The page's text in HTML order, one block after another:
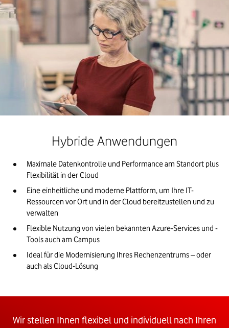
Hybride Anwendungen
Maximale Datenkontrolle und Performance am Standort plus
Flexibilität in der Cloud
Eine einheitliche und moderne Plattform, um Ihre IT-
Ressourcen vor Ort und in der Cloud bereitzustellen und zu
verwalten
Flexible Nutzung von vielen bekannten Azure-Services und -
Tools auch am Campus
Ideal für die Modernisierung Ihres Rechenzentrums – oder
auch als Cloud-Lösung
Wir stellen Ihnen flexibel und individuell nach Ihren